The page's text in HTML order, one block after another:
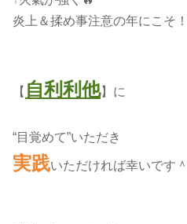
炎上＆揉め事注意の年にこそ！
【 自利利他】に
“目覚めて”いただき
実践いただければ幸いです